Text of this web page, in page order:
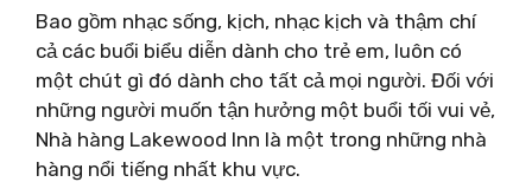
Bao gồm nhạc sống, kịch, nhạc kịch và thậm chí
cả các buổi biểu diễn dành cho trẻ em, luôn có
một chút gì đó dành cho tất cả mọi người. Đối với
những người muốn tận hưởng một buổi tối vui vẻ,
Nhà hàng Lakewood Inn là một trong những nhà
hàng nổi tiếng nhất khu vực.